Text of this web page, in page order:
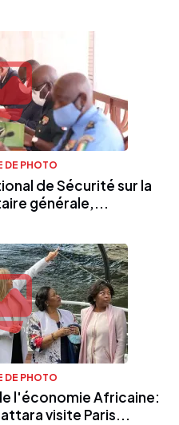
DE PHOTO
de Sécurité sur la
générale,...
DE PHOTO
l'économie Africaine:
visite Paris...